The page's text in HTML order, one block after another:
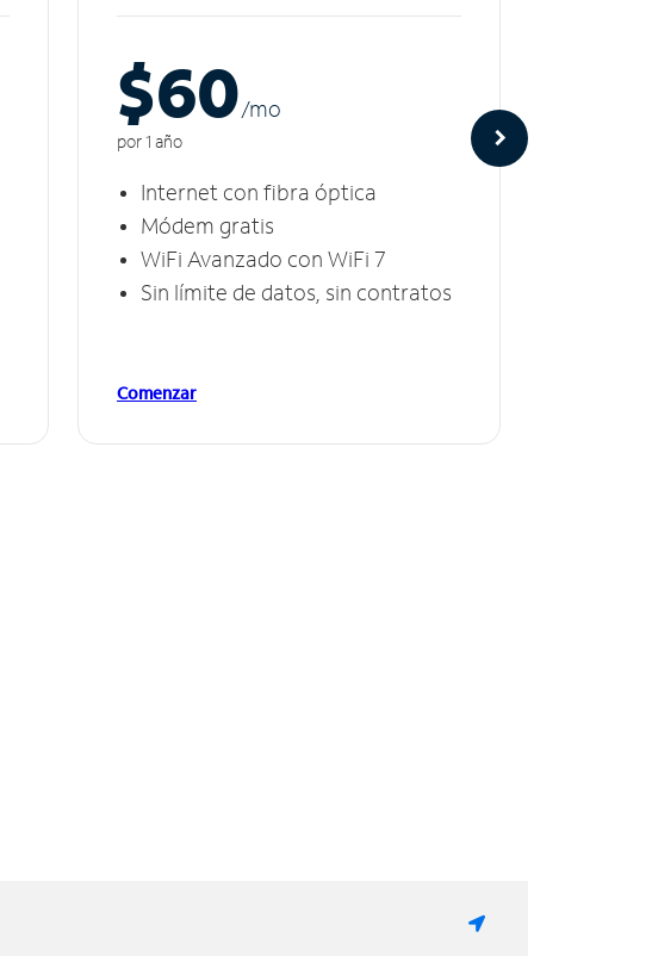
$60/mo
por 1 año
Internet con fibra óptica
Módem gratis
WiFi Avanzado con WiFi 7
Sin límite de datos, sin contratos
Comenzar